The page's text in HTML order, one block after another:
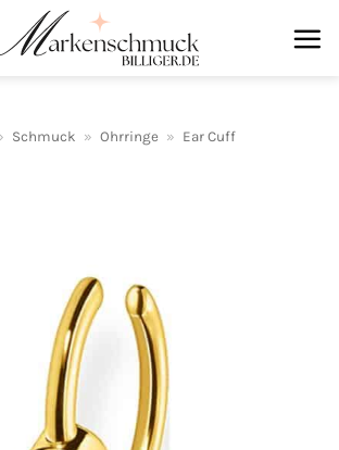
Schmuck » Ohrringe » Ear Cuff